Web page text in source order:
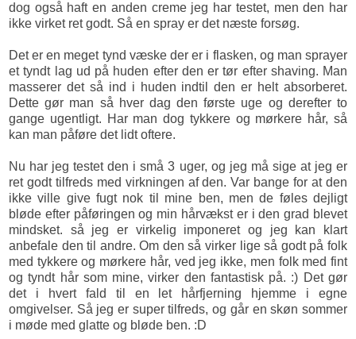
dog også haft en anden creme jeg har testet, men den har
ikke virket ret godt. Så en spray er det næste forsøg.
Det er en meget tynd væske der er i flasken, og man sprayer
et tyndt lag ud på huden efter den er tør efter shaving. Man
masserer det så ind i huden indtil den er helt absorberet.
Dette gør man så hver dag den første uge og derefter to
gange ugentligt. Har man dog tykkere og mørkere hår, så
kan man påføre det lidt oftere.
Nu har jeg testet den i små 3 uger, og jeg må sige at jeg er
ret godt tilfreds med virkningen af den. Var bange for at den
ikke ville give fugt nok til mine ben, men de føles dejligt
bløde efter påføringen og min hårvækst er i den grad blevet
mindsket. så jeg er virkelig imponeret og jeg kan klart
anbefale den til andre. Om den så virker lige så godt på folk
med tykkere og mørkere hår, ved jeg ikke, men folk med fint
og tyndt hår som mine, virker den fantastisk på. :) Det gør
det i hvert fald til en let hårfjerning hjemme i egne
omgivelser. Så jeg er super tilfreds, og går en skøn sommer
i møde med glatte og bløde ben. :D